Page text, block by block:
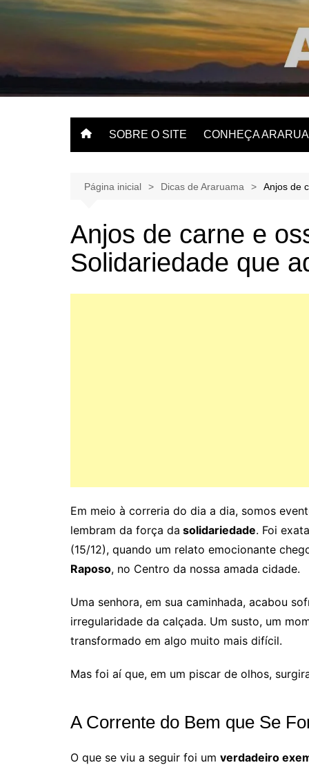
SOBRE O SITE CONHEÇA
Página inicial Dicas de Araruama Anjos de
Anjos de carne e
Solidariedade que
Em meio à correria do dia a dia, somos
lembram da força da solidariedade. Foi
(15/12), quando um relato emocionante
Raposo, no Centro da nossa amada cidade.
Uma senhora, em sua caminhada, acabou
irregularidade da calçada. Um susto, um
transformado em algo muito mais difícil.
Mas foi aí que, em um piscar de olhos,
A Corrente do Bem que Se
O que se viu a seguir foi um verdadeiro